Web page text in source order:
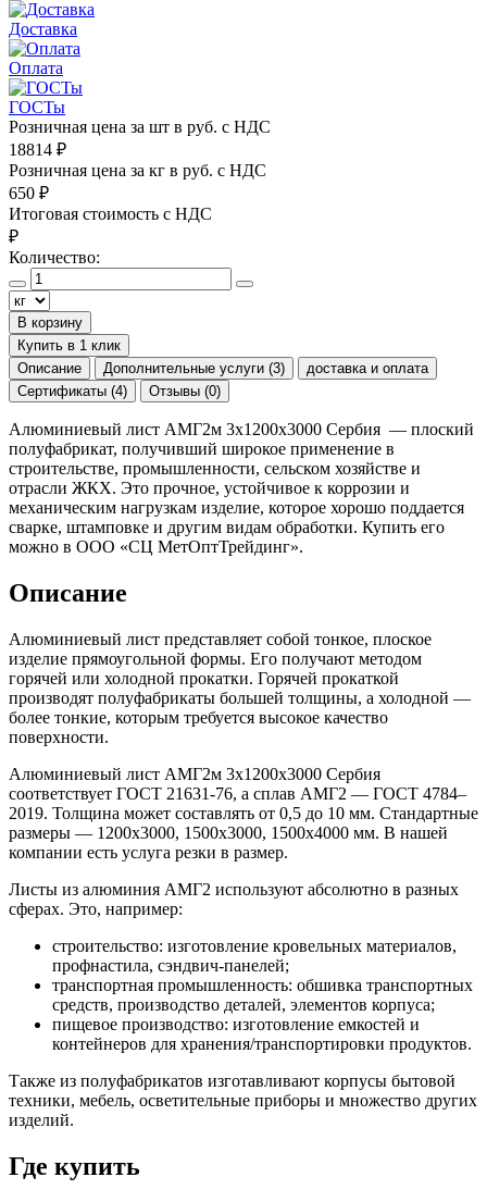
Доставка
Оплата
ГОСТы
Розничная цена за шт в руб. с НДС
18814 ₽
Розничная цена за кг в руб. с НДС
650 ₽
Итоговая стоимость с НДС
₽
Количество:
В корзину
Купить в 1 клик
Описание
Дополнительные услуги (3)
доставка и оплата
Сертификаты (4)
Отзывы (0)
Алюминиевый лист АМГ2м 3х1200х3000 Сербия — плоский
полуфабрикат, получивший широкое применение в
строительстве, промышленности, сельском хозяйстве и
отрасли ЖКХ. Это прочное, устойчивое к коррозии и
механическим нагрузкам изделие, которое хорошо поддается
сварке, штамповке и другим видам обработки. Купить его
можно в ООО «СЦ МетОптТрейдинг».
Описание
Алюминиевый лист представляет собой тонкое, плоское
изделие прямоугольной формы. Его получают методом
горячей или холодной прокатки. Горячей прокаткой
производят полуфабрикаты большей толщины, а холодной —
более тонкие, которым требуется высокое качество
поверхности.
Алюминиевый лист АМГ2м 3х1200х3000 Сербия
соответствует ГОСТ 21631-76, а сплав АМГ2 — ГОСТ 4784–
2019. Толщина может составлять от 0,5 до 10 мм. Стандартные
размеры — 1200x3000, 1500x3000, 1500x4000 мм. В нашей
компании есть услуга резки в размер.
Листы из алюминия АМГ2 используют абсолютно в разных
сферах. Это, например:
строительство: изготовление кровельных материалов,
профнастила, сэндвич-панелей;
транспортная промышленность: обшивка транспортных
средств, производство деталей, элементов корпуса;
пищевое производство: изготовление емкостей и
контейнеров для хранения/транспортировки продуктов.
Также из полуфабрикатов изготавливают корпусы бытовой
техники, мебель, осветительные приборы и множество других
изделий.
Где купить